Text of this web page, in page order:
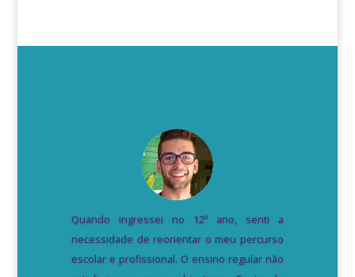
Quando ingressei no 12º ano, senti a
necessidade de reorientar o meu percurso
escolar e profissional. O ensino regular não